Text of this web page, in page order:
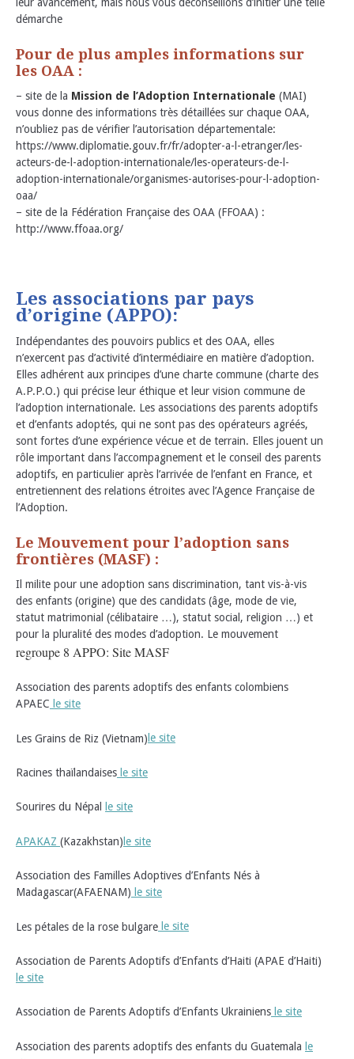
leur avancement, mais nous vous déconseillons d’initier une telle
démarche
Pour de plus amples informations sur
les OAA :
– site de la Mission de l’Adoption Internationale (MAI)
vous donne des informations très détaillées sur chaque OAA,
n’oubliez pas de vérifier l’autorisation départementale:
https://www.diplomatie.gouv.fr/fr/adopter-a-l-etranger/les-
acteurs-de-l-adoption-internationale/les-operateurs-de-l-
adoption-internationale/organismes-autorises-pour-l-adoption-
oaa/
– site de la Fédération Française des OAA (FFOAA) :
http://www.ffoaa.org/
Les associations par pays
d’origine (APPO):
Indépendantes des pouvoirs publics et des OAA, elles
n’exercent pas d’activité d’intermédiaire en matière d’adoption.
Elles adhérent aux principes d’une charte commune (charte des
A.P.P.O.) qui précise leur éthique et leur vision commune de
l’adoption internationale. Les associations des parents adoptifs
et d’enfants adoptés, qui ne sont pas des opérateurs agréés,
sont fortes d’une expérience vécue et de terrain. Elles jouent un
rôle important dans l’accompagnement et le conseil des parents
adoptifs, en particulier après l’arrivée de l’enfant en France, et
entretiennent des relations étroites avec l’Agence Française de
l’Adoption.
Le Mouvement pour l’adoption sans
frontières (MASF) :
Il milite pour une adoption sans discrimination, tant vis-à-vis
des enfants (origine) que des candidats (âge, mode de vie,
statut matrimonial (célibataire …), statut social, religion …) et
pour la pluralité des modes d’adoption. Le mouvement
regroupe 8 APPO: Site MASF
Association des parents adoptifs des enfants colombiens
APAEC le site
Les Grains de Riz (Vietnam) le site
Racines thaïlandaises le site
Sourires du Népal le site
APAKAZ (Kazakhstan) le site
Association des Familles Adoptives d’Enfants Nés à
Madagascar(AFAENAM) le site
Les pétales de la rose bulgare le site
Association de Parents Adoptifs d’Enfants d’Haiti (APAE d’Haiti)
le site
Association de Parents Adoptifs d’Enfants Ukrainiens le site
Association des parents adoptifs des enfants du Guatemala le